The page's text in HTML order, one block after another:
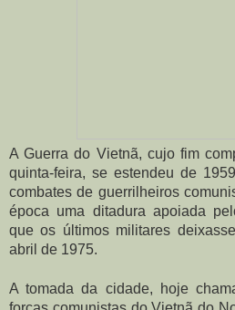
A Guerra do Vietnã, cujo fim
quinta-feira, se estendeu de
combates de guerrilheiros
época uma ditadura apoiada
que os últimos militares
abril de 1975.
A tomada da cidade, hoje